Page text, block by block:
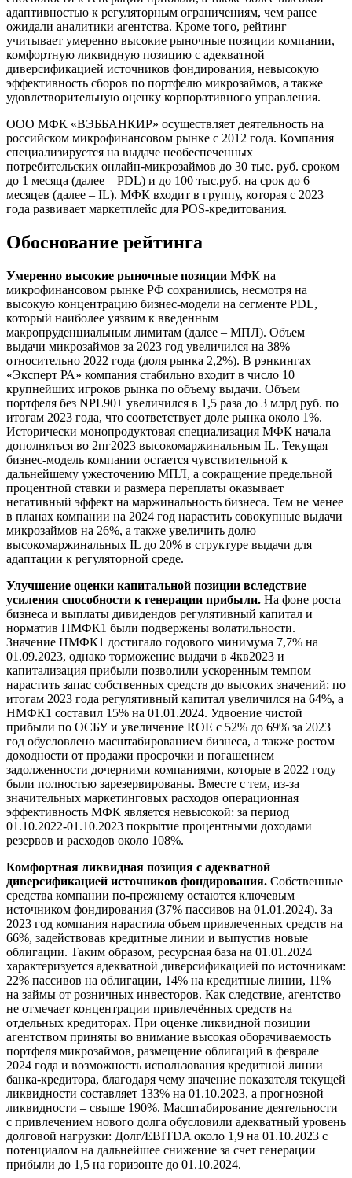
адаптивностью к регуляторным ограничениям, чем ранее
ожидали аналитики агентства. Кроме того, рейтинг
учитывает умеренно высокие рыночные позиции компании,
комфортную ликвидную позицию с адекватной
диверсификацией источников фондирования, невысокую
эффективность сборов по портфелю микрозаймов, а также
удовлетворительную оценку корпоративного управления.
ООО МФК «ВЭББАНКИР» осуществляет деятельность на
российском микрофинансовом рынке с 2012 года. Компания
специализируется на выдаче необеспеченных
потребительских онлайн-микрозаймов до 30 тыс. руб. сроком
до 1 месяца (далее – PDL) и до 100 тыс.руб. на срок до 6
месяцев (далее – IL). МФК входит в группу, которая с 2023
года развивает маркетплейс для POS-кредитования.
Обоснование рейтинга
Умеренно высокие рыночные позиции МФК на
микрофинансовом рынке РФ сохранились, несмотря на
высокую концентрацию бизнес-модели на сегменте PDL,
который наиболее уязвим к введенным
макропруденциальным лимитам (далее – МПЛ). Объем
выдачи микрозаймов за 2023 год увеличился на 38%
относительно 2022 года (доля рынка 2,2%). В рэнкингах
«Эксперт РА» компания стабильно входит в число 10
крупнейших игроков рынка по объему выдачи. Объем
портфеля без NPL90+ увеличился в 1,5 раза до 3 млрд руб. по
итогам 2023 года, что соответствует доле рынка около 1%.
Исторически монопродуктовая специализация МФК начала
дополняться во 2пг2023 высокомаржинальным IL. Текущая
бизнес-модель компании остается чувствительной к
дальнейшему ужесточению МПЛ, а сокращение предельной
процентной ставки и размера переплаты оказывает
негативный эффект на маржинальность бизнеса. Тем не менее
в планах компании на 2024 год нарастить совокупные выдачи
микрозаймов на 26%, а также увеличить долю
высокомаржинальных IL до 20% в структуре выдачи для
адаптации к регуляторной среде.
Улучшение оценки капитальной позиции вследствие
усиления способности к генерации прибыли. На фоне роста
бизнеса и выплаты дивидендов регулятивный капитал и
норматив НМФК1 были подвержены волатильности.
Значение НМФК1 достигало годового минимума 7,7% на
01.09.2023, однако торможение выдачи в 4кв2023 и
капитализация прибыли позволили ускоренным темпом
нарастить запас собственных средств до высоких значений: по
итогам 2023 года регулятивный капитал увеличился на 64%, а
НМФК1 составил 15% на 01.01.2024. Удвоение чистой
прибыли по ОСБУ и увеличение ROE с 52% до 69% за 2023
год обусловлено масштабированием бизнеса, а также ростом
доходности от продажи просрочки и погашением
задолженности дочерними компаниями, которые в 2022 году
были полностью зарезервированы. Вместе с тем, из-за
значительных маркетинговых расходов операционная
эффективность МФК является невысокой: за период
01.10.2022-01.10.2023 покрытие процентными доходами
резервов и расходов около 108%.
Комфортная ликвидная позиция с адекватной
диверсификацией источников фондирования. Собственные
средства компании по-прежнему остаются ключевым
источником фондирования (37% пассивов на 01.01.2024). За
2023 год компания нарастила объем привлеченных средств на
66%, задействовав кредитные линии и выпустив новые
облигации. Таким образом, ресурсная база на 01.01.2024
характеризуется адекватной диверсификацией по источникам:
22% пассивов на облигации, 14% на кредитные линии, 11%
на займы от розничных инвесторов. Как следствие, агентство
не отмечает концентрации привлечённых средств на
отдельных кредиторах. При оценке ликвидной позиции
агентством приняты во внимание высокая оборачиваемость
портфеля микрозаймов, размещение облигаций в феврале
2024 года и возможность использования кредитной линии
банка-кредитора, благодаря чему значение показателя текущей
ликвидности составляет 133% на 01.10.2023, а прогнозной
ликвидности – свыше 190%. Масштабирование деятельности
с привлечением нового долга обусловили адекватный уровень
долговой нагрузки: Долг/EBITDA около 1,9 на 01.10.2023 с
потенциалом на дальнейшее снижение за счет генерации
прибыли до 1,5 на горизонте до 01.10.2024.